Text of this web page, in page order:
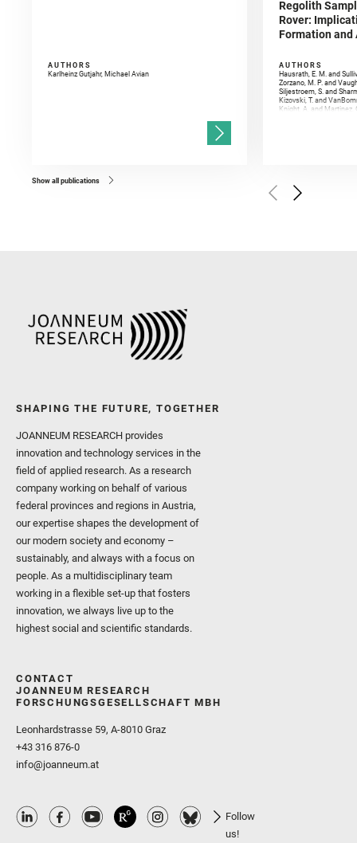
AUTHORS
Karlheinz Gutjahr, Michael Avian
Regolith
Rover:
Formation
AUTHORS
Hausrath, E. M. and
Zorzano, M. P. and
Siljestroem, S. and
Kizovski, T. and
Knight, A. and Martinez,
Golombek, M. and
Herkenhoff, K. and
Show all publications
SHAPING THE FUTURE, TOGETHER
JOANNEUM RESEARCH provides
innovation and technology services in the
field of applied research. As a research
company working on behalf of various
federal provinces and regions in Austria,
our expertise shapes the development of
our modern society and economy –
sustainably, and always with a focus on
people. As a multidisciplinary team
working in a flexible set-up that fosters
innovation, we always live up to the
highest social and scientific standards.
CONTACT
JOANNEUM RESEARCH
FORSCHUNGSGESELLSCHAFT MBH
Leonhardstrasse 59, A-8010 Graz
+43 316 876-0
info@joanneum.at
Follow
us!